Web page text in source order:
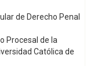
de Derecho Penal
Procesal de la
Católica de